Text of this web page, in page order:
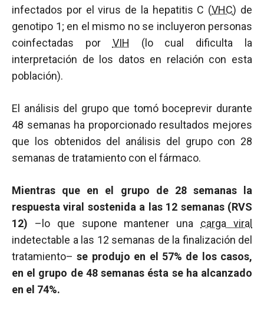
infectados por el virus de la hepatitis C (VHC) de
genotipo 1; en el mismo no se incluyeron personas
coinfectadas por VIH (lo cual dificulta la
interpretación de los datos en relación con esta
población).
El análisis del grupo que tomó boceprevir durante
48 semanas ha proporcionado resultados mejores
que los obtenidos del análisis del grupo con 28
semanas de tratamiento con el fármaco.
Mientras que en el grupo de 28 semanas la
respuesta viral sostenida a las 12 semanas (RVS
12) –lo que supone mantener una carga viral
indetectable a las 12 semanas de la finalización del
tratamiento–se produjo en el 57% de los casos,
en el grupo de 48 semanas ésta se ha alcanzado
en el 74%.